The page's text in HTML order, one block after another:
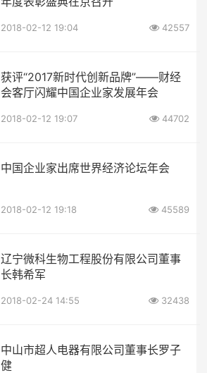
2018-02-12 19:04 42557
获评“2017新时代创新品牌”——财经
会客厅闪耀中国企业家发展年会
2018-02-12 19:07 44702
中国企业家出席世界经济论坛年会
2018-02-12 19:18 45589
辽宁微科生物工程股份有限公司董事
长韩希军
2018-02-24 14:55 32438
中山市超人电器有限公司董事长罗子
健